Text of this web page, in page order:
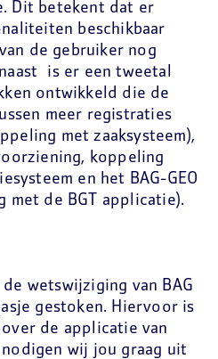
Dit betekent dat er
beschikbaar
de gebruiker nog
is er een tweetal
ontwikkeld die de
meer registraties
met zaaksysteem),
koppeling
en het BAG-GEO
met de BGT applicatie).
wetswijziging van BAG
gestoken. Hiervoor is
de applicatie van
wij jou graag uit